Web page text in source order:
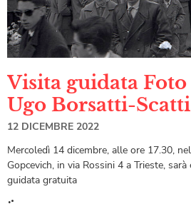
Visita guidata
Ugo Borsatti-
12 DICEMBRE 2022
Mercoledì 14 dicembre, alle ore 17.30,
Gopcevich, in via Rossini 4 a Trieste,
guidata gratuita